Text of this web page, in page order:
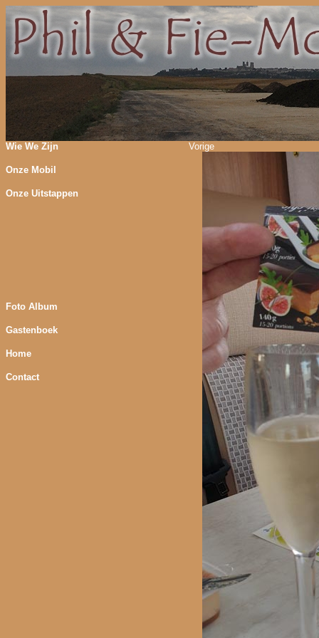
Wie We Zijn
Onze Mobil
Onze Uitstappen
Foto Album
Gastenboek
Home
Contact
Vorige